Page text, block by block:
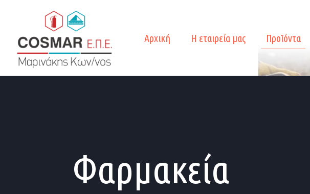
Αρχική Η εταιρεία μας Προϊόντα
Φαρμακεία